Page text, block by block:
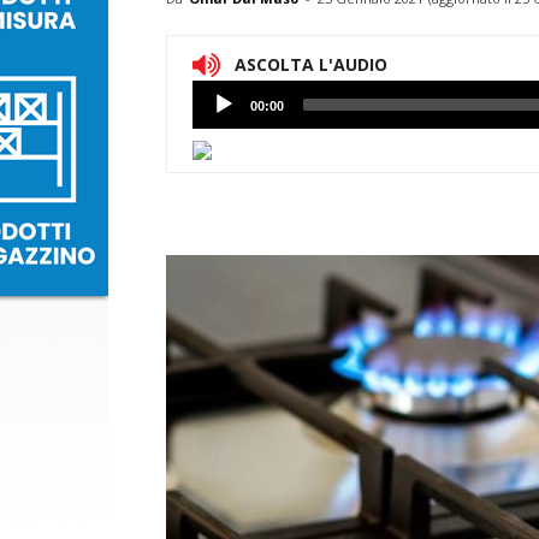
ASCOLTA L'AUDIO
Lettore
Audio
00:00